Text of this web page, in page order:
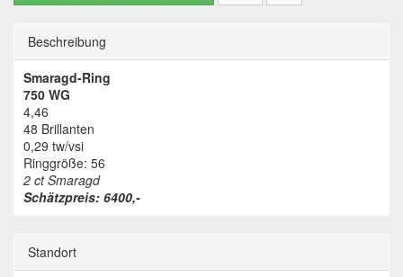
Beschreibung
Smaragd-Ring
750 WG
4,46
48 Brillanten
0,29 tw/vsi
Ringgröße: 56
2 ct Smaragd
Schätzpreis: 6400,-
Standort